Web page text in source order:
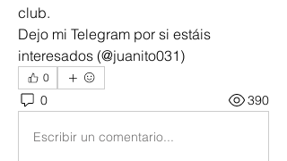
club.
Dejo mi Telegram por si estáis
interesados (@juanito031)
0
0 390
Escribir un comentario...